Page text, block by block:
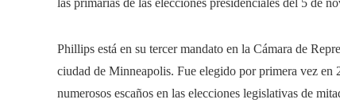
las primarias de las elecciones presidenciales del 5 de
Phillips está en su tercer mandato en la Cámara de
ciudad de Minneapolis. Fue elegido por primera vez en
numerosos escaños en las elecciones legislativas de